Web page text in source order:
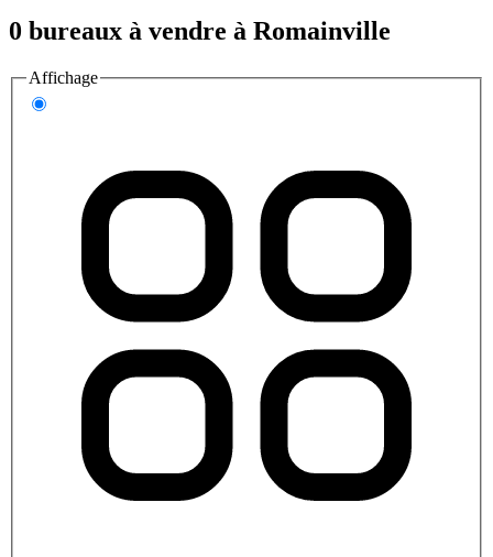
0 bureaux à vendre à Romainville
Affichage